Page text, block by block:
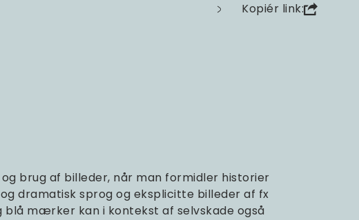
Kopiér link:
brug af billeder, når man formidler historier
dramatisk sprog og eksplicitte billeder af fx
blå mærker kan i kontekst af selvskade også